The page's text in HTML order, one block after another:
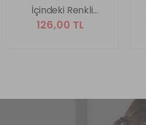
İçindeki Renkli
Çiçekler
126,00 TL